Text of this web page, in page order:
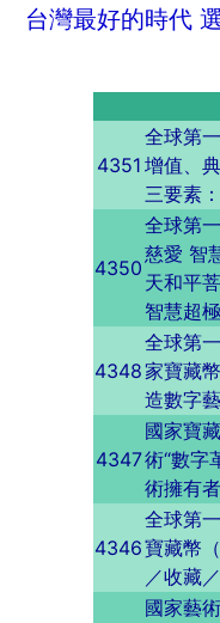
台灣最好的時代
4351
全球第
增值、
三要素
4350
全球第
慈愛 智
天和平
智慧超
4348
全球第
家寶藏
造數字
4347
國家寶
術“數字
術擁有
4346
全球第
寶藏幣
／收藏
國家藝